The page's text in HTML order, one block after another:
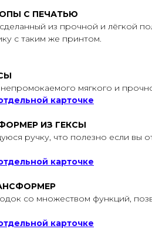
С ПЕЧАТЬЮ
из прочной и лёгкой
с таким же принтом.
мягкого и
карточке
ИЗ ГЕКСЫ
ручку, что полезно если вы
карточке
со множеством функций,
карточке